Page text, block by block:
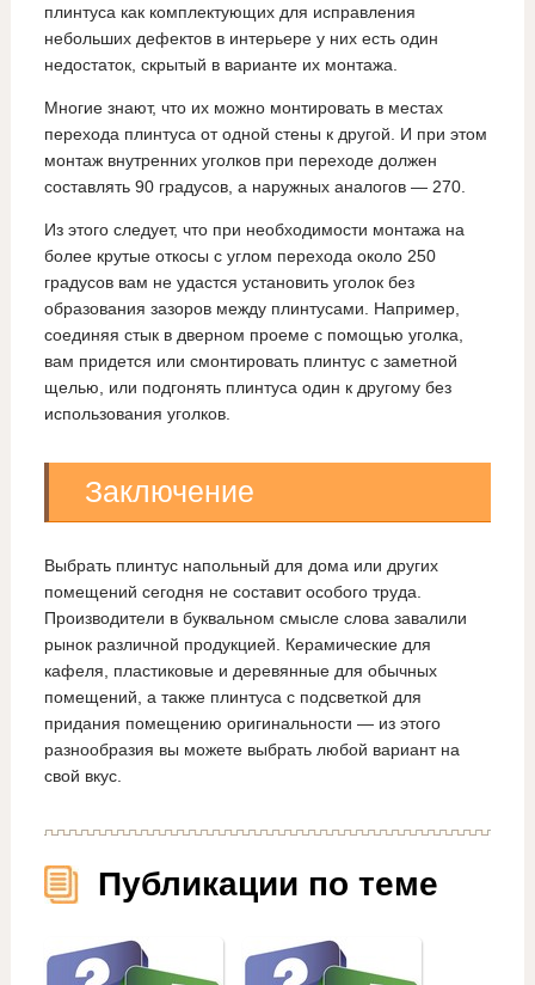
плинтуса как комплектующих для исправления
небольших дефектов в интерьере у них есть один
недостаток, скрытый в варианте их монтажа.
Многие знают, что их можно монтировать в местах
перехода плинтуса от одной стены к другой. И при этом
монтаж внутренних уголков при переходе должен
составлять 90 градусов, а наружных аналогов — 270.
Из этого следует, что при необходимости монтажа на
более крутые откосы с углом перехода около 250
градусов вам не удастся установить уголок без
образования зазоров между плинтусами. Например,
соединяя стык в дверном проеме с помощью уголка,
вам придется или смонтировать плинтус с заметной
щелью, или подгонять плинтуса один к другому без
использования уголков.
Заключение
Выбрать плинтус напольный для дома или других
помещений сегодня не составит особого труда.
Производители в буквальном смысле слова завалили
рынок различной продукцией. Керамические для
кафеля, пластиковые и деревянные для обычных
помещений, а также плинтуса с подсветкой для
придания помещению оригинальности — из этого
разнообразия вы можете выбрать любой вариант на
свой вкус.
Публикации по теме